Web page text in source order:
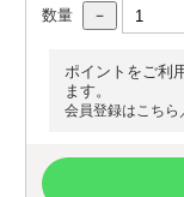
数量
ポイントをご利
ます。
会員登録はこちら